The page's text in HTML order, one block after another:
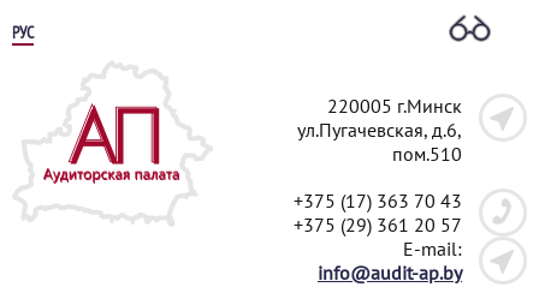
РУС
220005 г.Минск
ул.Пугачевская, д.6,
пом.510
+375 (17) 363 70 43
+375 (29) 361 20 57
E-mail:
info@audit-ap.by